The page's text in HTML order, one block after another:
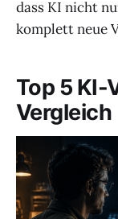
dass KI nicht
komplett neue
Top 5 KI-
Vergleich